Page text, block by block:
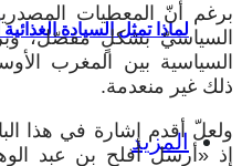
لماذا تمثل السيادة
المزيد
برغم أنّ المعطيات
السياسيّ بشكلٍ مفصّل،
السياسية بين المغرب
ذلك غير منعدمة.
ولعلّ أقدم إشارة في هذا